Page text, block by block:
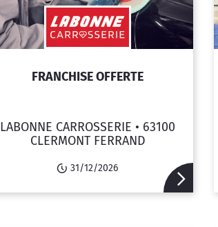
FRANCHISE OFFERTE
LABONNE CARROSSERIE • 63100
CLERMONT FERRAND
31/12/2026